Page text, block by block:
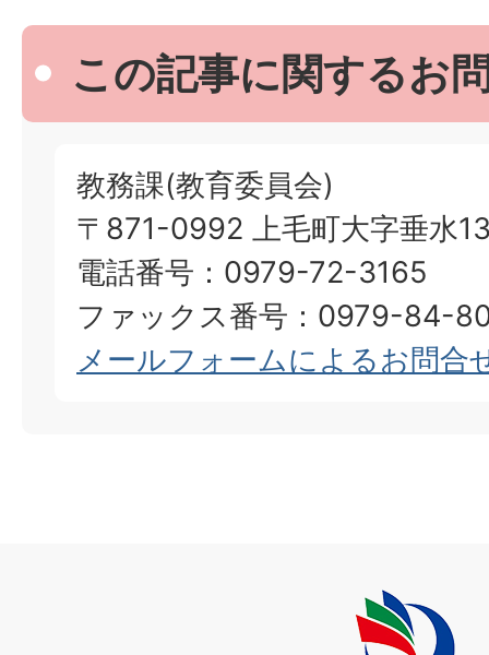
この記事に関するお
教務課(教育委員会)
〒871-0992 上毛町大字垂水
電話番号：0979-72-3165
ファックス番号：0979-84-
メールフォームによるお問合